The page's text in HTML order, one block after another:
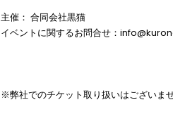
主催： 合同会社黒猫
イベントに関するお問合せ：
※弊社でのチケット取り扱いはございま